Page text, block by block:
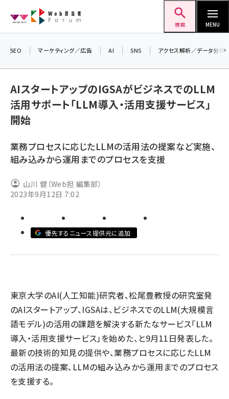
ン
検索 MENU
youtube (2434)
セミナー (2307)
meo (1275)
SEO マーケティング／広告 AI SNS アクセス解析／データ分析
AIスタートアップのIGSAがビジネスでのLLM
活用サポート「LLM導入・活用支援サービス」
開始
業務プロセスに応じたLLMの活用法の提案など実施、
組み込みから運用までのプロセスを支援
山川 健（Web担 編集部）
2023年9月12日 7:02
優先するニュース提供元に追加
東京大学のAI(人工知能)研究者、松尾豊教授の研究室発
のAIスタートアップ、IGSAは、ビジネスでのLLM(大規模言
語モデル)の活用の課題を解決する新たなサービス「LLM
導入・活用支援サービス」を始めた、と9月11日発表した。
最新の技術的知見の提供や、業務プロセスに応じたLLM
の活用法の提案、LLMの組み込みから運用までのプロセス
を支援する。